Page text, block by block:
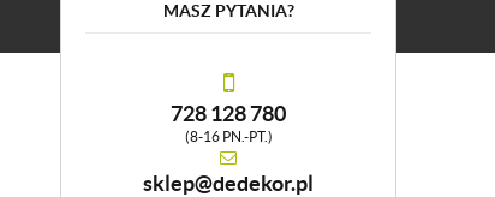
MASZ PYTANIA?
728 128 780
(8-16 PN.-PT.)
sklep@dedekor.pl